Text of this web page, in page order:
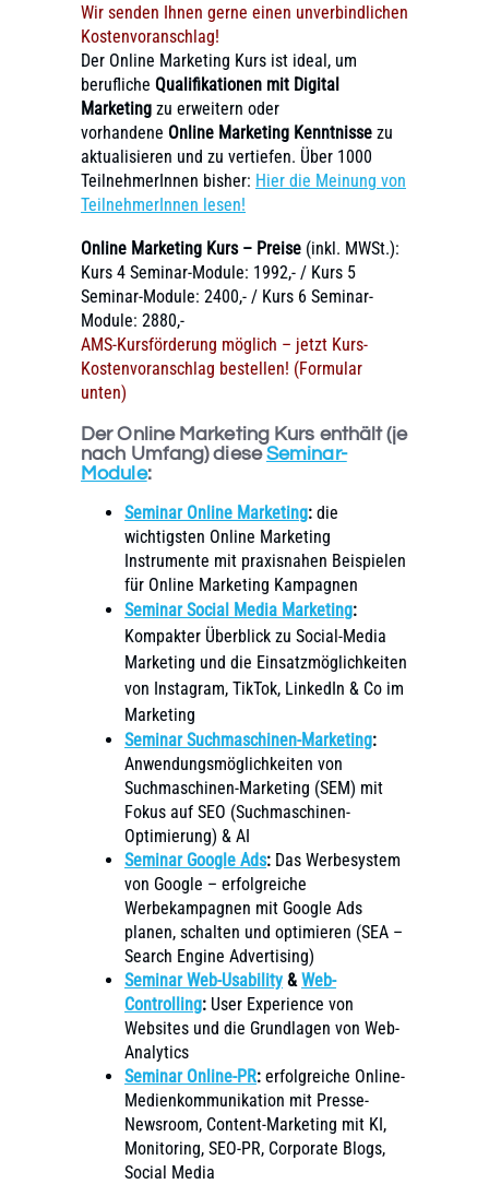
Wir senden Ihnen gerne einen unverbindlichen
Kostenvoranschlag!
Der Online Marketing Kurs ist ideal, um
berufliche Qualifikationen mit Digital
Marketing zu erweitern oder
vorhandene Online Marketing Kenntnisse zu
aktualisieren und zu vertiefen. Über 1000
TeilnehmerInnen bisher: Hier die Meinung von
TeilnehmerInnen lesen!
Online Marketing Kurs – Preise (inkl. MWSt.):
Kurs 4 Seminar-Module: 1992,- / Kurs 5
Seminar-Module: 2400,- / Kurs 6 Seminar-
Module: 2880,-
AMS-Kursförderung möglich – jetzt Kurs-
Kostenvoranschlag bestellen! (Formular
unten)
Der Online Marketing Kurs enthält (je
nach Umfang) dieseSeminar-
Module:
Seminar Online Marketing: die
wichtigsten Online Marketing
Instrumente mit praxisnahen Beispielen
für Online Marketing Kampagnen
Seminar Social Media Marketing:
Kompakter Überblick zu Social-Media
Marketing und die Einsatzmöglichkeiten
von Instagram, TikTok, LinkedIn & Co im
Marketing
Seminar Suchmaschinen-Marketing:
Anwendungsmöglichkeiten von
Suchmaschinen-Marketing (SEM) mit
Fokus auf SEO (Suchmaschinen-
Optimierung) & AI
Seminar Google Ads: Das Werbesystem
von Google – erfolgreiche
Werbekampagnen mit Google Ads
planen, schalten und optimieren (SEA –
Search Engine Advertising)
Seminar Web-Usability & Web-
Controlling: User Experience von
Websites und die Grundlagen von Web-
Analytics
Seminar Online-PR: erfolgreiche Online-
Medienkommunikation mit Presse-
Newsroom, Content-Marketing mit KI,
Monitoring, SEO-PR, Corporate Blogs,
Social Media